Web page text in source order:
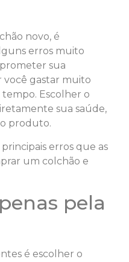
novo, é
erros muito
sua
você gastar muito
Escolher o
sua saúde,
produto.
erros que as
um colchão e
pela
é escolher o